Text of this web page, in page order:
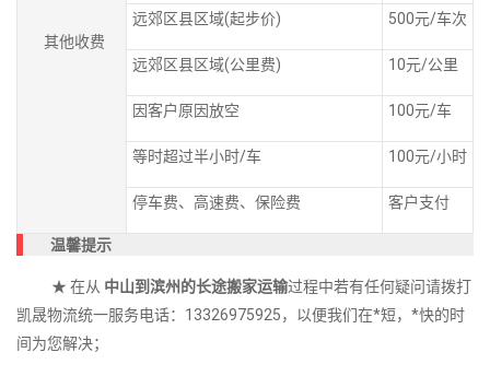
其他收费
远郊区县区域(起步价) 500元/车次
远郊区县区域(公里费) 10元/公里
因客户原因放空 100元/车
等时超过半小时/车 100元/小时
停车费、高速费、保险费 客户支付
温馨提示
★ 在从 中山到滨州的长途搬家运输过程中若有任何疑问请拨打
凯晟物流统一服务电话：13326975925，以便我们在*短，*快的时
间为您解决；